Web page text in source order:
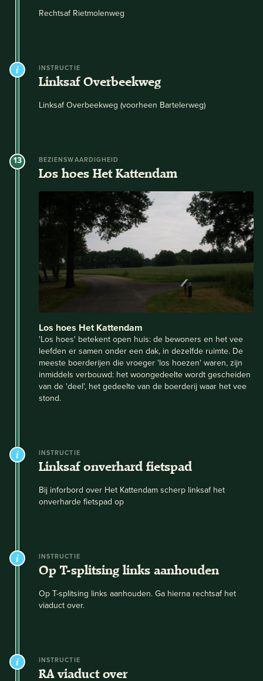
Rechtsaf Rietmolenweg
INSTRUCTIE
Linksaf Overbeekweg
Linksaf Overbeekweg (voorheen Bartelerweg)
13 BEZIENSWAARDIGHEID
Los hoes Het Kattendam
Los hoes Het Kattendam
'Los hoes' betekent open huis: de bewoners en het vee
leefden er samen onder een dak, in dezelfde ruimte. De
meeste boerderijen die vroeger 'los hoezen' waren, zijn
inmiddels verbouwd: het woongedeelte wordt gescheiden
van de 'deel', het gedeelte van de boerderij waar het vee
stond.
INSTRUCTIE
Linksaf onverhard fietspad
Bij inforbord over Het Kattendam scherp linksaf het
onverharde fietspad op
INSTRUCTIE
Op T-splitsing links aanhouden
Op T-splitsing links aanhouden. Ga hierna rechtsaf het
viaduct over.
INSTRUCTIE
RA viaduct over